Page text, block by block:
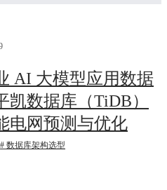
AI 大模型应用数据
凯数据库（TiDB）
电网预测与优化
数据库架构选型